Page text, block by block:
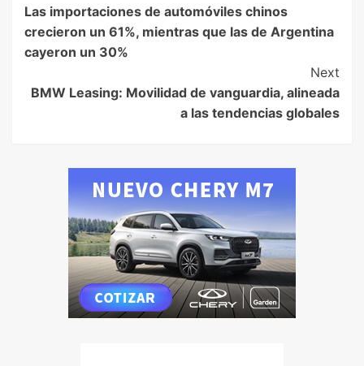
Las importaciones de automóviles chinos
crecieron un 61%, mientras que las de Argentina
cayeron un 30%
Next
BMW Leasing: Movilidad de vanguardia, alineada
a las tendencias globales